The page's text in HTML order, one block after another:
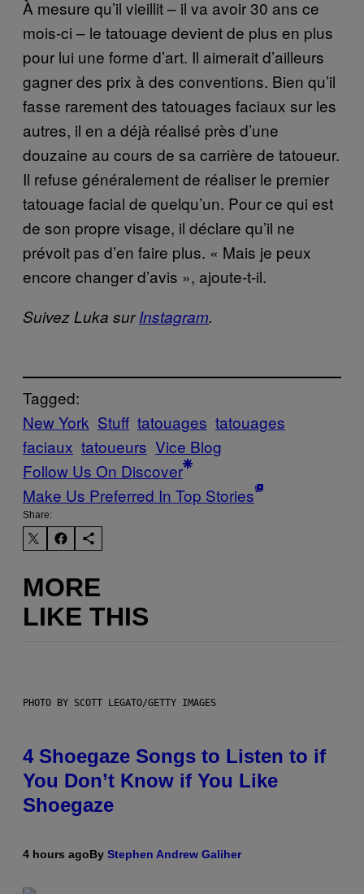
À mesure qu’il vieillit – il va avoir 30 ans ce
mois-ci – le tatouage devient de plus en plus
pour lui une forme d’art. Il aimerait d’ailleurs
gagner des prix à des conventions. Bien qu’il
fasse rarement des tatouages faciaux sur les
autres, il en a déjà réalisé près d’une
douzaine au cours de sa carrière de tatoueur.
Il refuse généralement de réaliser le premier
tatouage facial de quelqu’un. Pour ce qui est
de son propre visage, il déclare qu’il ne
prévoit pas d’en faire plus. « Mais je peux
encore changer d’avis », ajoute-t-il.
Suivez Luka surInstagram.
Tagged:
New York Stuff tatouages tatouages
faciaux tatoueurs Vice Blog
Follow Us On Discover
Make Us Preferred In Top Stories
Share:
MORE
LIKE THIS
PHOTO BY SCOTT LEGATO/GETTY IMAGES
4 Shoegaze Songs to Listen to if
You Don’t Know if You Like
Shoegaze
4 hours agoBy Stephen Andrew Galiher